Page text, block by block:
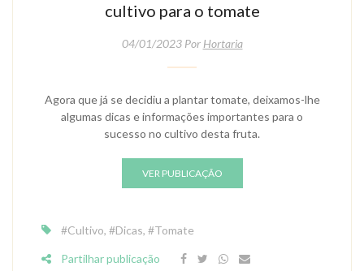
cultivo para o tomate
04/01/2023 Por Hortaria
Agora que já se decidiu a plantar tomate, deixamos-lhe
algumas dicas e informações importantes para o
sucesso no cultivo desta fruta.
VER PUBLICAÇÃO
#Cultivo, #Dicas, #Tomate
Partilhar publicação